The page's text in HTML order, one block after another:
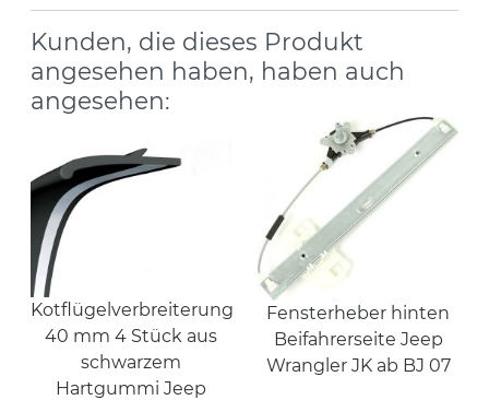
Kunden, die dieses Produkt
angesehen haben, haben auch
angesehen:
Kotflügelverbreiterung
40 mm 4 Stück aus
schwarzem
Hartgummi Jeep
Fensterheber hinten
Beifahrerseite Jeep
Wrangler JK ab BJ 07